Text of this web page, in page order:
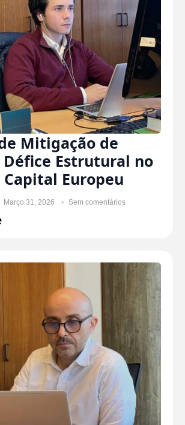
Mitigação de
Défice Estrutural no
Europeu
Março 31, 2026 Sem comentários